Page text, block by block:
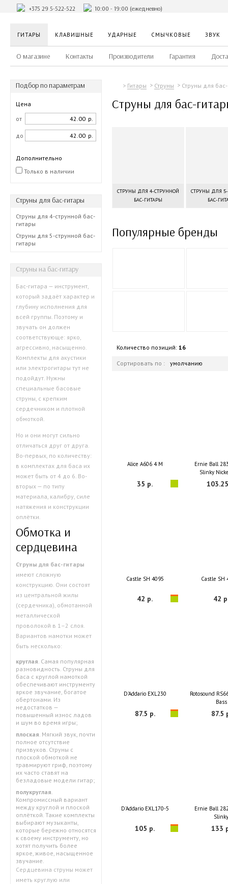
+375 29 5-522-522 10:00 - 19:00 (ежедневно)
ГИТАРЫ КЛАВИШНЫЕ УДАРНЫЕ СМЫЧКОВЫЕ ЗВУК
О магазине Контакты Производители Гарантия
Подбор по параметрам
Цена
от
р.
до р.
Дополнительно
Только в наличии
Струны для бас-гитары
Струны для 4-струнной бас-
гитары
Струны для 5-струнной бас-
гитары
Cтруны на бас-гитару
Бас-гитара — инструмент,
который задаёт характер и
глубину исполнения для
всей группы. Поэтому и
звучать он должен
соответствующе: ярко,
агрессивно, насыщенно.
Комплекты для акустики
или электрогитары тут не
подойдут. Нужны
специальные басовые
струны, с крепким
сердечником и плотной
обмоткой.
Но и они могут сильно
отличаться друг от друга.
Во-первых, по количеству:
в комплектах для баса их
может быть от 4 до 6. Во-
вторых — по типу
материала, калибру, силе
натяжения и конструкции
оплётки.
Обмотка и
сердцевина
Струны для бас-гитары
имеют сложную
конструкцию. Они состоят
из центральной жилы
(сердечника), обмотанной
металлической
проволокой в 1–2 слоя.
Вариантов намотки может
быть несколько:
круглая. Самая популярная
разновидность. Струны для
баса с круглой намоткой
обеспечивают инструменту
яркое звучание, богатое
обертонами. Из
недостатков —
повышенный износ ладов
и шум во время игры;
плоская. Мягкий звук, почти
полное отсутствие
призвуков. Струны с
плоской обмоткой не
травмируют гриф, поэтому
их часто ставят на
безладовые модели гитар;
полукруглая.
Компромиссный вариант
между круглой и плоской
оплёткой. Такие комплекты
выбирают музыканты,
которые бережно относятся
к своему инструменту, но
хотят получить более
яркое, живое, насыщенное
звучание.
Сердцевина струны может
иметь круглую или
Гитары Струны Струны для
Струны для бас-
СТРУНЫ ДЛЯ 4-СТРУННОЙ
БАС-ГИТАРЫ
СТРУНЫ ДЛЯ
БАС-
Популярные бренды
Количество позиций: 16
Сортировать по : умолчанию
Alice A606 4 M
35 р.
Ernie Ball
Slinky
Castle SH 4095
42 р.
Castle SH
42
D'Addario EXL230
87.5 р.
Rotosound
Bass
87.5
D'Addario EXL170-5
105 р.
Ernie Ball
133